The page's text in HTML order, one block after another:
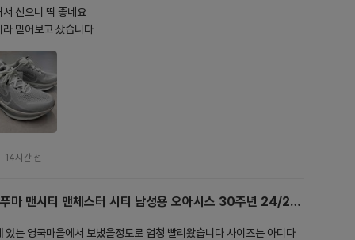
서 신으니 딱 좋네요
라 믿어보고 샀습니다
14시간 전
푸마 맨시티 맨체스터 시티 남성용 오아시스 30주년 24/25
있는 영국마을에서 보냈을정도로 엄청 빨리왔습니다 사이즈는 아디다